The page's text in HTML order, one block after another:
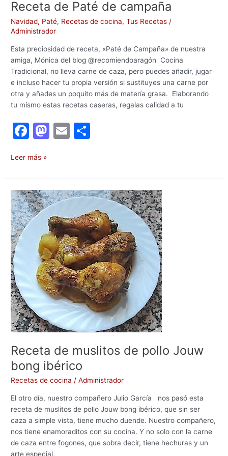
Receta de Paté de campaña
Navidad, Paté, Recetas de cocina,Tus Recetas /
Administrador
Esta preciosidad de receta, «Paté de Campaña» de nuestra
amiga, Mónica del blog @recomiendoaragón Cocina
Tradicional, no lleva carne de caza, pero puedes añadir, jugar
e incluso hacer tu propia versión si sustituyes una carne por
otra y añades un poquito más de matería grasa. Elaborando
tu mismo estas recetas caseras, regalas calidad a tu
F
c
e
b
o
o
k
M
o
d
o
n
E
l
p
ar
tir
Leer más »
Receta de muslitos de pollo Jouw
bong ibérico
Recetas de cocina /Administrador
El otro día, nuestro compañero Julio García nos pasó esta
receta de muslitos de pollo Jouw bong ibérico, que sin ser
caza a simple vista, tiene mucho duende. Nuestro compañero,
nos tiene enamoraditos con su cocina. Y no solo con la carne
de caza entre fogones, que sobra decir, tiene hechuras y un
arte especial,
Receta
de
muslitos
de
pollo
Jouw
bong
ibérico